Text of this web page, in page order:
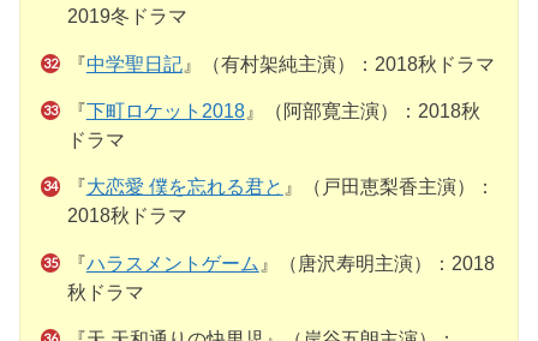
2019冬ドラマ
『中学聖日記』（有村架純主演）：2018秋ドラマ
『下町ロケット2018』（阿部寛主演）：2018秋
ドラマ
『 大恋愛 僕を忘れる君と 』（戸田恵梨香主演）：
2018秋ドラマ
『ハラスメントゲーム 』（唐沢寿明主演）：2018
秋ドラマ